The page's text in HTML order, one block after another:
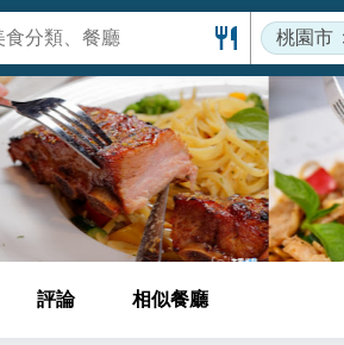
桃園市
評論 相似餐廳